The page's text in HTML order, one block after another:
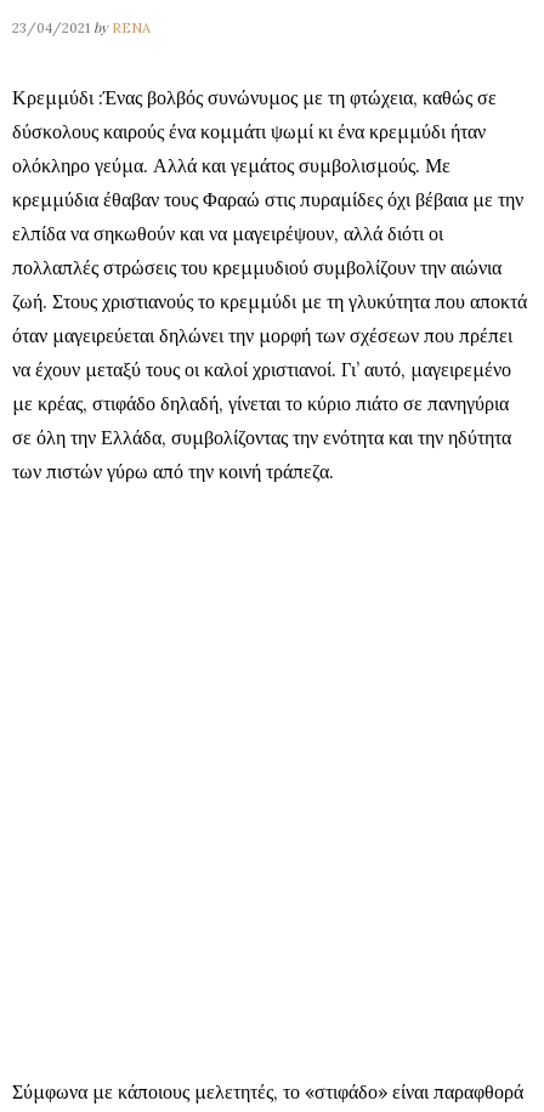
23/04/2021 by RENA
Κρεμμύδι :Ένας βολβός συνώνυμος με τη φτώχεια, καθώς σε
δύσκολους καιρούς ένα κομμάτι ψωμί κι ένα κρεμμύδι ήταν
ολόκληρο γεύμα. Αλλά και γεμάτος συμβολισμούς. Με
κρεμμύδια έθαβαν τους Φαραώ στις πυραμίδες όχι βέβαια με την
ελπίδα να σηκωθούν και να μαγειρέψουν, αλλά διότι οι
πολλαπλές στρώσεις του κρεμμυδιού συμβολίζουν την αιώνια
ζωή. Στους χριστιανούς το κρεμμύδι με τη γλυκύτητα που αποκτά
όταν μαγειρεύεται δηλώνει την μορφή των σχέσεων που πρέπει
να έχουν μεταξύ τους οι καλοί χριστιανοί. Γι’ αυτό, μαγειρεμένο
με κρέας, στιφάδο δηλαδή, γίνεται το κύριο πιάτο σε πανηγύρια
σε όλη την Ελλάδα, συμβολίζοντας την ενότητα και την ηδύτητα
των πιστών γύρω από την κοινή τράπεζα.
Σύμφωνα με κάποιους μελετητές, το «στιφάδο» είναι παραφθορά